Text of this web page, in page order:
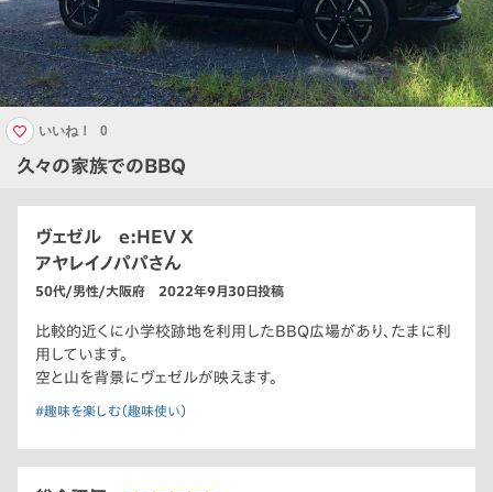
久々の家族でのBBQ
いいね！ 0
ヴェゼル e:HEV X
アヤレイノパパさん
50代/男性/大阪府 2022年9月30日投稿
比較的近くに小学校跡地を利用したBBQ広場があり、たまに利
用しています。
空と山を背景にヴェゼルが映えます。
#趣味を楽しむ（趣味使い）